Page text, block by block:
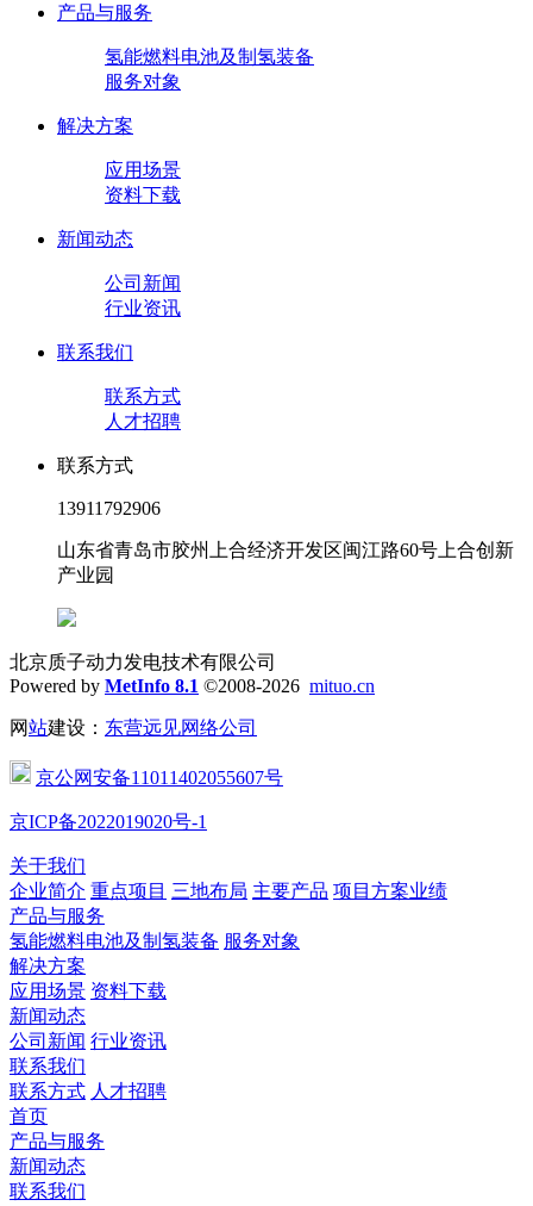
产品与服务
氢能燃料电池及制氢装备
服务对象
解决方案
应用场景
资料下载
新闻动态
公司新闻
行业资讯
联系我们
联系方式
人才招聘
联系方式
13911792906
山东省青岛市胶州上合经济开发区闽江路60号上合创新
产业园
北京质子动力发电技术有限公司
Powered by MetInfo 8.1 ©2008-2026 mituo.cn
网站建设： 东营远见网络公司
京公网安备11011402055607号
京ICP备2022019020号-1
关于我们
企业简介 重点项目 三地布局 主要产品 项目方案业绩
产品与服务
氢能燃料电池及制氢装备 服务对象
解决方案
应用场景 资料下载
新闻动态
公司新闻 行业资讯
联系我们
联系方式 人才招聘
首页
产品与服务
新闻动态
联系我们